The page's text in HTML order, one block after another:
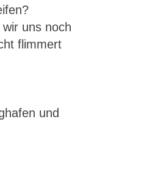
uns noch
flimmert
und